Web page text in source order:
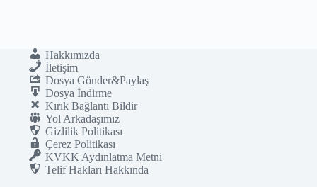
Hakkımızda
İletişim
Dosya Gönder&Paylaş
Dosya İndirme
Kırık Bağlantı Bildir
Yol Arkadaşımız
Gizlilik Politikası
Çerez Politikası
KVKK Aydınlatma Metni
Telif Hakları Hakkında